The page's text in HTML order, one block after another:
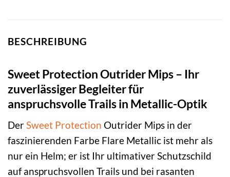
BESCHREIBUNG
Sweet Protection Outrider Mips – Ihr
zuverlässiger Begleiter für
anspruchsvolle Trails in Metallic-Optik
DerSweet Protection Outrider Mips in der
faszinierenden Farbe Flare Metallic ist mehr als
nur ein Helm; er ist Ihr ultimativer Schutzschild
auf anspruchsvollen Trails und bei rasanten